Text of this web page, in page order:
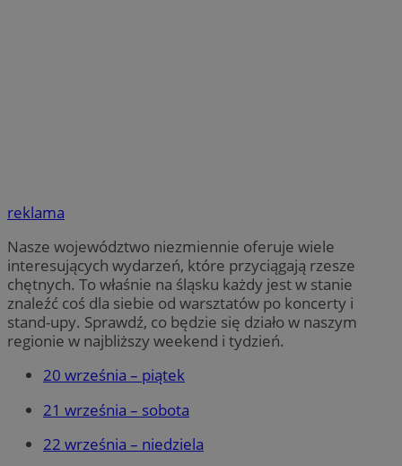
reklama
Nasze województwo niezmiennie oferuje wiele
interesujących wydarzeń, które przyciągają rzesze
chętnych. To właśnie na śląsku każdy jest w stanie
znaleźć coś dla siebie od warsztatów po koncerty i
stand-upy. Sprawdź, co będzie się działo w naszym
regionie w najbliższy weekend i tydzień.
20 września – piątek
21 września – sobota
22 września – niedziela